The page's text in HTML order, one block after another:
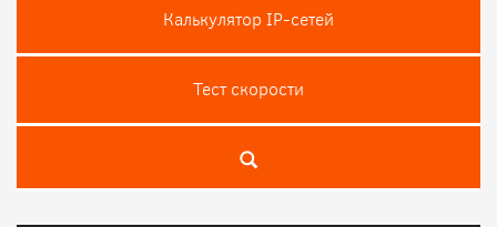
Калькулятор IP-сетей
Тест скороcти